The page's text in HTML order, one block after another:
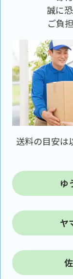
誠に
ご負
送料の目安は
ゆ
ヤ